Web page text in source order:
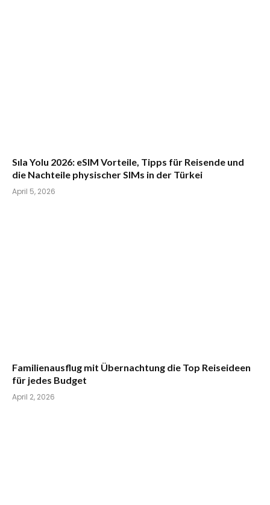
Sıla Yolu 2026: eSIM Vorteile, Tipps für Reisende und
die Nachteile physischer SIMs in der Türkei
April 5, 2026
Familienausflug mit Übernachtung die Top Reiseideen
für jedes Budget
April 2, 2026